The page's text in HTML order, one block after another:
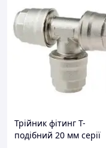
Трійник фітинг Т-
подібний 20 мм серії